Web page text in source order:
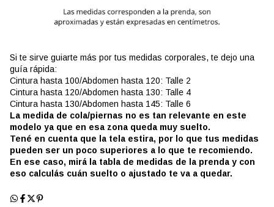
Si te sirve guiarte más por tus medidas corporales, te dejo una
guía rápida:
Cintura hasta 100/Abdomen hasta 120: Talle 2
Cintura hasta 120/Abdomen hasta 130: Talle 4
Cintura hasta 130/Abdomen hasta 145: Talle 6
La medida de cola/piernas no es tan relevante en este
modelo ya que en esa zona queda muy suelto.
Tené en cuenta que la tela estira, por lo que tus medidas
pueden ser un poco superiores a lo que te recomiendo.
En ese caso, mirá la tabla de medidas de la prenda y con
eso calculás cuán suelto o ajustado te va a quedar.